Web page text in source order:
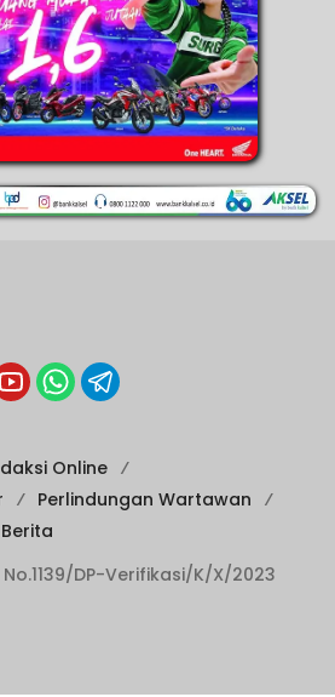
Online
Perlindungan Wartawan
DP-Verifikasi/K/X/2023